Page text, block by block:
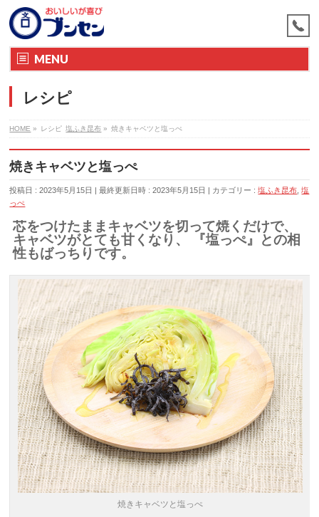
MENU
レシピ
HOME » レシピ 塩ふき昆布 » 焼きキャベツと塩っぺ
焼きキャベツと塩っぺ
投稿日 : 2023年5月15日 最終更新日時 : 2023年5月15日 カテゴリー :塩ふき昆布 ,塩
っぺ
芯をつけたままキャベツを切って焼くだけで、
キャベツがとても甘くなり、 『塩っぺ』との相
性もばっちりです。
焼きキャベツと塩っぺ